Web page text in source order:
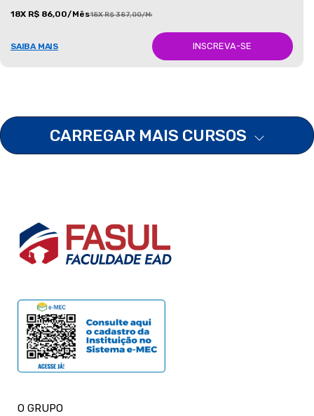
18X R$ 86,00/Mês18X R$ 387,00/Mês
SAIBA MAIS INSCREVA-SE
CARREGAR MAIS CURSOS
O GRUPO